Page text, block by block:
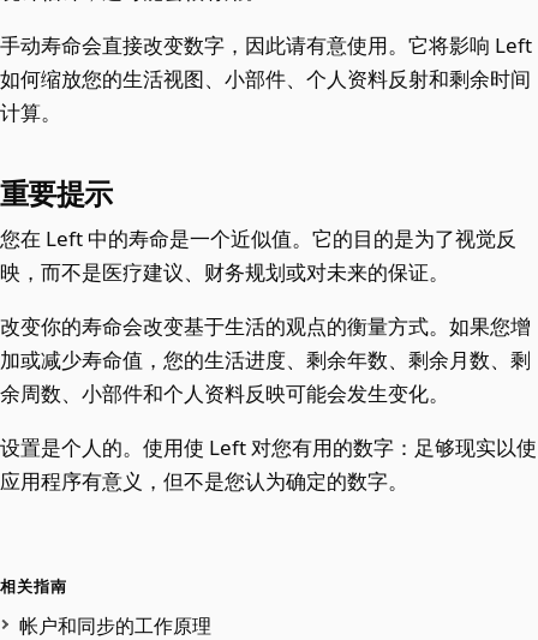
手动寿命会直接改变数字，因此请有意使用。它将影响 Left
如何缩放您的生活视图、小部件、个人资料反射和剩余时间
计算。
重要提示
您在 Left 中的寿命是一个近似值。它的目的是为了视觉反
映，而不是医疗建议、财务规划或对未来的保证。
改变你的寿命会改变基于生活的观点的衡量方式。如果您增
加或减少寿命值，您的生活进度、剩余年数、剩余月数、剩
余周数、小部件和个人资料反映可能会发生变化。
设置是个人的。使用使 Left 对您有用的数字：足够现实以使
应用程序有意义，但不是您认为确定的数字。
相关指南
帐户和同步的工作原理